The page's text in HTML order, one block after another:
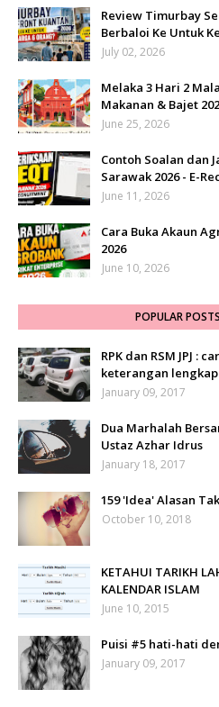
Review Timurbay
Berbaloi Ke Untuk
July 02, 2026
Melaka 3 Hari 2
Makanan & Bajet
June 25, 2026
Contoh Soalan dan
Sarawak 2026 - E-
June 11, 2026
Cara Buka Akaun
2026
June 10, 2026
POPULAR
RPK dan RSM JPJ :
keterangan lengkap
January 09, 2017
Dua Marhalah
Ustaz Azhar Idrus
January 18, 2017
159 'Idea' Alasan
October 10, 2018
KETAHUI TARIKH
KALENDAR ISLAM
June 10, 2015
Puisi #5 hati-hati
January 09, 2017